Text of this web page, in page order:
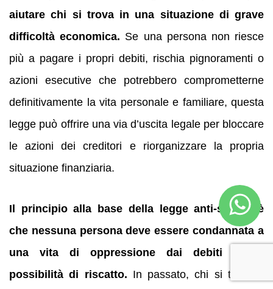
aiutare chi si trova in una situazione di grave
difficoltà economica. Se una persona non riesce
più a pagare i propri debiti, rischia pignoramenti o
azioni esecutive che potrebbero comprometterne
definitivamente la vita personale e familiare, questa
legge può offrire una via d’uscita legale per bloccare
le azioni dei creditori e riorganizzare la propria
situazione finanziaria.
Il principio alla base della legge anti-suicidi è
che nessuna persona deve essere condannata a
una vita di oppressione dai debiti senza
possibilità di riscatto. In passato, chi si trovava